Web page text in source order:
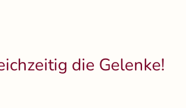
die Gelenke!